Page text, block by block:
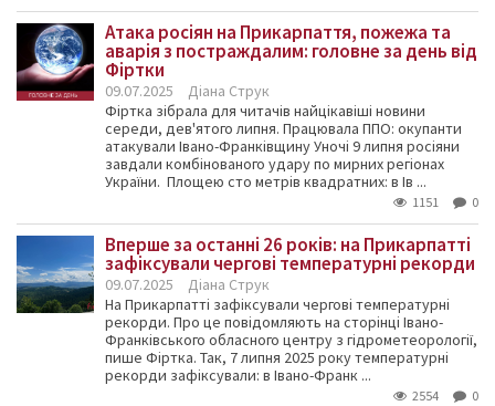
Атака росіян на Прикарпаття, пожежа та
аварія з постраждалим: головне за день від
Фіртки
09.07.2025
Діана Струк
Фіртка зібрала для читачів найцікавіші новини
середи, дев'ятого липня. Працювала ППО: окупанти
атакували Івано-Франківщину Уночі 9 липня росіяни
завдали комбінованого удару по мирних регіонах
України. Площею сто метрів квадратних: в Ів ...
1151 0
Вперше за останні 26 років: на Прикарпатті
зафіксували чергові температурні рекорди
09.07.2025
Діана Струк
На Прикарпатті зафіксували чергові температурні
рекорди. Про це повідомляють на сторінці Івано-
Франківського обласного центру з гідрометеорології,
пише Фіртка. Так, 7 липня 2025 року температурні
рекорди зафіксували: в Івано-Франк ...
2554 0